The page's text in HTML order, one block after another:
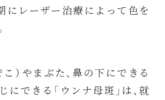
にレーザー治療によって色を
）やまぶた、鼻の下にできる
にできる「ウンナ母斑」は、就